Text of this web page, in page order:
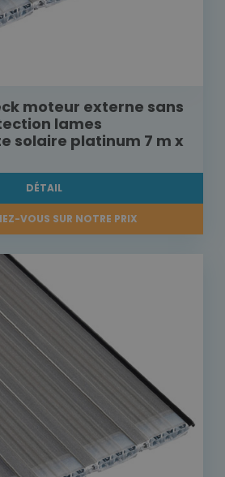
moteur externe sans
lames
solaire platinum 7 m x
DÉTAIL
VOUS SUR NOTRE PRIX